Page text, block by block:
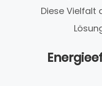
Diese Vielfalt